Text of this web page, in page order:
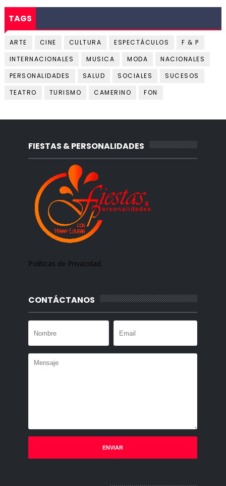
TAGS
ARTE CINE CULTURA ESPECTÁCULOS
F & P
INTERNACIONALES
MUSICA MODA
NACIONALES
PERSONALIDADES
SALUD SOCIALES
SUCESOS
TEATRO
TURISMO CAMERINO FON
FIESTAS & PERSONALIDADES
Políticas de Privacidad
CONTÁCTANOS